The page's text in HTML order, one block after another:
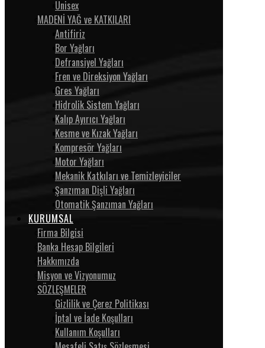
Unisex
MADENİ YAĞ ve KATKILARI
Antifiriz
Bor Yağları
Defransiyel Yağları
Fren ve Direksiyon Yağları
Gres Yağları
Hidrolik Sistem Yağları
Kalıp Ayırıcı Yağları
Kesme ve Kızak Yağları
Kompresör Yağları
Motor Yağları
Mekanik Katkıları ve Temizleyiciler
Şanzıman Dişli Yağları
Otomatik Şanzıman Yağları
KURUMSAL
Firma Bilgisi
Banka Hesap Bilgileri
Hakkımızda
Misyon ve Vizyonumuz
SÖZLEŞMELER
Gizlilik ve Çerez Politikası
İptal ve İade Koşulları
Kullanım Koşulları